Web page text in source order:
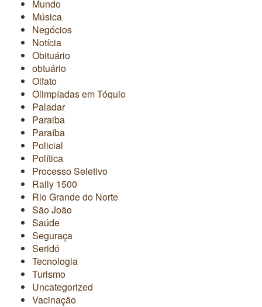
Mundo
Música
Negócios
Notícia
Obituário
obtuário
Olfato
Olimpíadas em Tóquio
Paladar
Paraiba
Paraíba
Policial
Política
Processo Seletivo
Rally 1500
Rio Grande do Norte
São João
Saúde
Seguraça
Seridó
Tecnologia
Turismo
Uncategorized
Vacinação